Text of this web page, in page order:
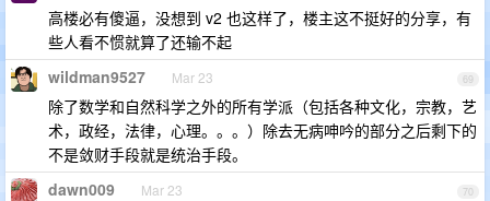
高楼必有傻逼，没想到 v2 也这样了，楼主这不挺好的分享，有
些人看不惯就算了还输不起
69
wildman9527 Mar 23
除了数学和自然科学之外的所有学派（包括各种文化，宗教，艺
术，政经，法律，心理。。。）除去无病呻吟的部分之后剩下的
不是敛财手段就是统治手段。
70
dawn009 Mar 23